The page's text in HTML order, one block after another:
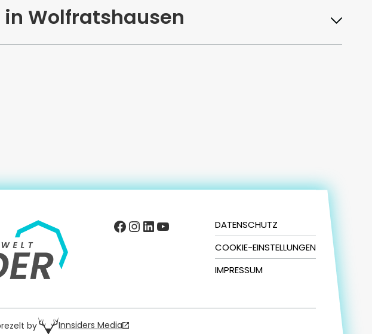
Wolfratshausen
Facebook
Instagram
LinkedIn
YouTubeDATENSCHUTZ
COOKIE-EINSTELLUNGEN
IMPRESSUM
by Innsiders Media